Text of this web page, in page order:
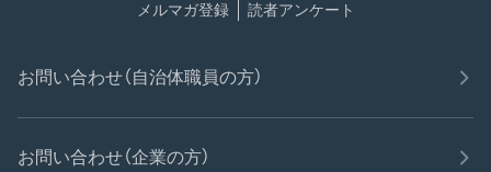
メルマガ登録 読者アンケート
お問い合わせ（自治体職員の方）
お問い合わせ（企業の方）